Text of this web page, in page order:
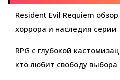
Resident Evil Requiem
хоррора и наследия серии
RPG с глубокой
кто любит свободу выбора